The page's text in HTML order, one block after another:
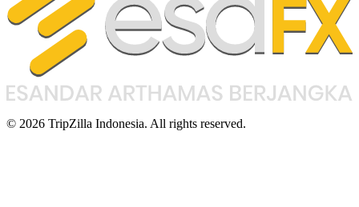
© 2026 TripZilla Indonesia. All rights reserved.